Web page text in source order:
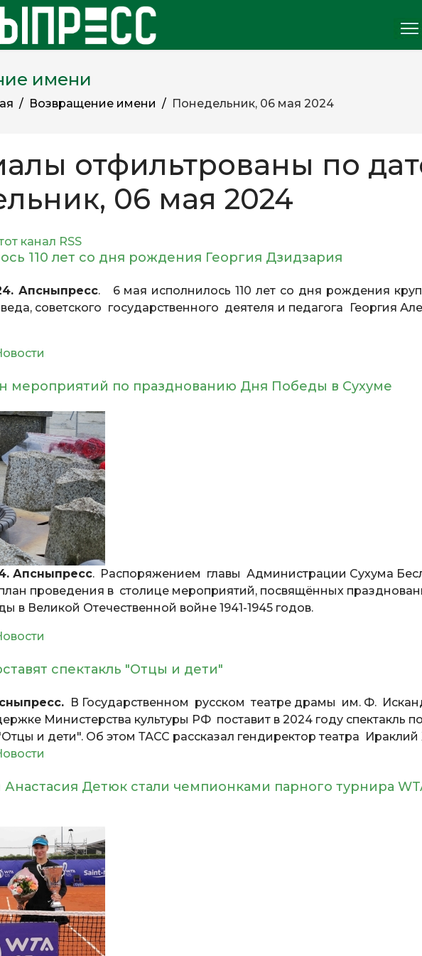
имени
Возвращение имени Понедельник, 06 мая 2024
отфильтрованы по
06 мая 2024
канал RSS
110 лет со дня рождения Георгия Дзидзария
Апсныпресс. 6 мая исполнилось 110 лет со дня рождения
советского государственного деятеля и педагога Георгия
мероприятий по празднованию Дня Победы в Сухуме
Апсныпресс. Распоряжением главы Администрации Сухума
проведения в столице мероприятий, посвящённых
в Великой Отечественной войне 1941-1945 годов.
спектакль "Отцы и дети"
В Государственном русском театре драмы им. Ф.
Министерства культуры РФ поставит в 2024 году спектакль
и дети". Об этом ТАСС рассказал гендиректор театра Ираклий
Детюк стали чемпионками парного турнира